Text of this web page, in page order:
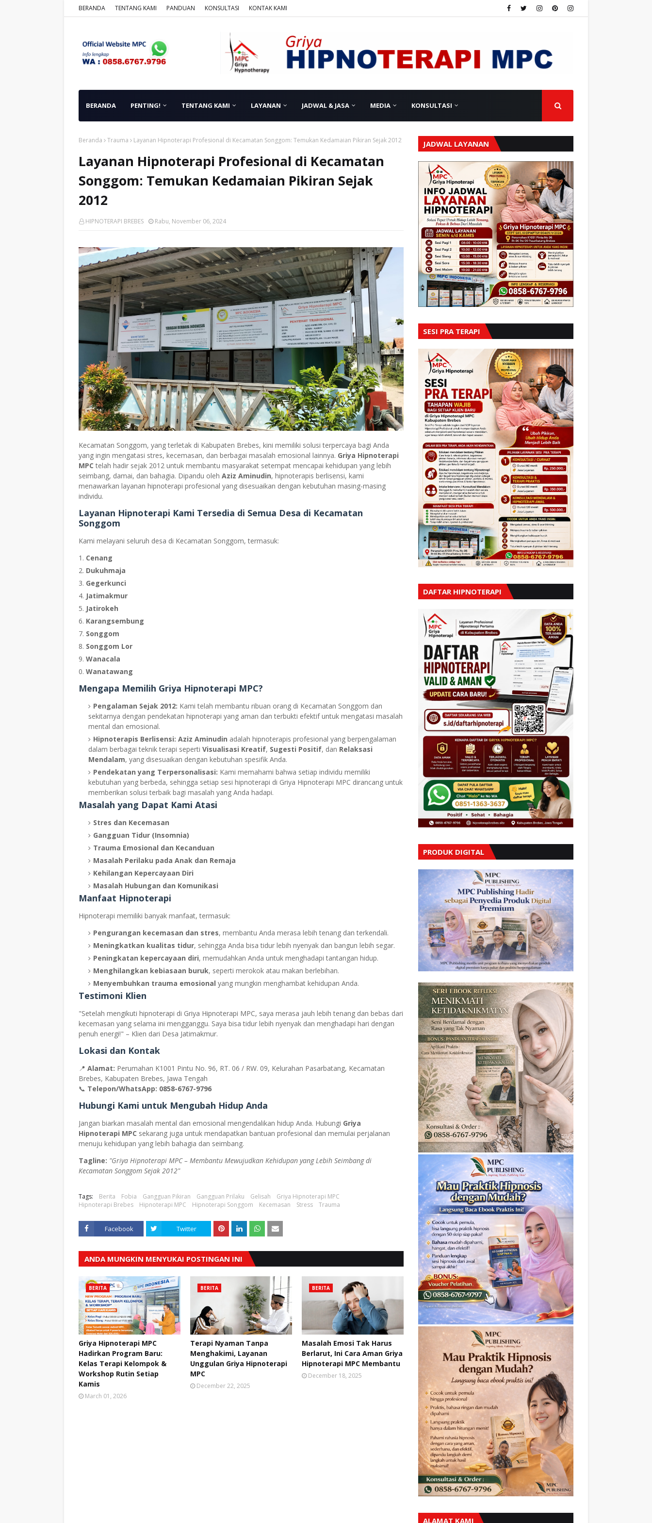
BERANDA TENTANG KAMI PANDUAN KONSULTASI KONTAK KAMI
BERANDA PENTING! TENTANG KAMI LAYANAN JADWAL & JASA MEDIA KONSULTASI
Beranda Trauma Layanan Hipnoterapi Profesional di Kecamatan Songgom: Temukan Kedamaian Pikiran Sejak 2012
Layanan Hipnoterapi Profesional di Kecamatan
Songgom: Temukan Kedamaian Pikiran Sejak
2012
HIPNOTERAPI BREBES Rabu, November 06, 2024
Kecamatan Songgom, yang terletak di Kabupaten Brebes, kini memiliki solusi terpercaya bagi Anda
yang ingin mengatasi stres, kecemasan, dan berbagai masalah emosional lainnya. Griya Hipnoterapi
MPC telah hadir sejak 2012 untuk membantu masyarakat setempat mencapai kehidupan yang lebih
seimbang, damai, dan bahagia. Dipandu oleh Aziz Aminudin, hipnoterapis berlisensi, kami
menawarkan layanan hipnoterapi profesional yang disesuaikan dengan kebutuhan masing-masing
individu.
Layanan Hipnoterapi Kami Tersedia di Semua Desa di Kecamatan
Songgom
Kami melayani seluruh desa di Kecamatan Songgom, termasuk:
Cenang
Dukuhmaja
Gegerkunci
Jatimakmur
Jatirokeh
Karangsembung
Songgom
Songgom Lor
Wanacala
Wanatawang
Mengapa Memilih Griya Hipnoterapi MPC?
Pengalaman Sejak 2012: Kami telah membantu ribuan orang di Kecamatan Songgom dan
sekitarnya dengan pendekatan hipnoterapi yang aman dan terbukti efektif untuk mengatasi masalah
mental dan emosional.
Hipnoterapis Berlisensi: Aziz Aminudin adalah hipnoterapis profesional yang berpengalaman
dalam berbagai teknik terapi seperti Visualisasi Kreatif, Sugesti Positif, dan Relaksasi
Mendalam, yang disesuaikan dengan kebutuhan spesifik Anda.
Pendekatan yang Terpersonalisasi: Kami memahami bahwa setiap individu memiliki
kebutuhan yang berbeda, sehingga setiap sesi hipnoterapi di Griya Hipnoterapi MPC dirancang untuk
memberikan solusi terbaik bagi masalah yang Anda hadapi.
Masalah yang Dapat Kami Atasi
Stres dan Kecemasan
Gangguan Tidur (Insomnia)
Trauma Emosional dan Kecanduan
Masalah Perilaku pada Anak dan Remaja
Kehilangan Kepercayaan Diri
Masalah Hubungan dan Komunikasi
Manfaat Hipnoterapi
Hipnoterapi memiliki banyak manfaat, termasuk:
Pengurangan kecemasan dan stres, membantu Anda merasa lebih tenang dan terkendali.
Meningkatkan kualitas tidur, sehingga Anda bisa tidur lebih nyenyak dan bangun lebih segar.
Peningkatan kepercayaan diri, memudahkan Anda untuk menghadapi tantangan hidup.
Menghilangkan kebiasaan buruk, seperti merokok atau makan berlebihan.
Menyembuhkan trauma emosional yang mungkin menghambat kehidupan Anda.
Testimoni Klien
"Setelah mengikuti hipnoterapi di Griya Hipnoterapi MPC, saya merasa jauh lebih tenang dan bebas dari
kecemasan yang selama ini mengganggu. Saya bisa tidur lebih nyenyak dan menghadapi hari dengan
penuh energi!" – Klien dari Desa Jatimakmur.
Lokasi dan Kontak
📍 Alamat: Perumahan K1001 Pintu No. 96, RT. 06 / RW. 09, Kelurahan Pasarbatang, Kecamatan
Brebes, Kabupaten Brebes, Jawa Tengah
📞 Telepon/WhatsApp: 0858-6767-9796
Hubungi Kami untuk Mengubah Hidup Anda
Jangan biarkan masalah mental dan emosional mengendalikan hidup Anda. Hubungi Griya
Hipnoterapi MPC sekarang juga untuk mendapatkan bantuan profesional dan memulai perjalanan
menuju kehidupan yang lebih bahagia dan seimbang.
Tagline: "Griya Hipnoterapi MPC – Membantu Mewujudkan Kehidupan yang Lebih Seimbang di
Kecamatan Songgom Sejak 2012"
Tags: Berita Fobia Gangguan Pikiran Gangguan Prilaku Gelisah
Griya Hipnoterapi MPC
Hipnoterapi Brebes
Hipnoterapi MPC Hipnoterapi Songgom Kecemasan Stress Trauma
Facebook Twitter
ANDA MUNGKIN MENYUKAI POSTINGAN INI
BERITA
Griya Hipnoterapi MPC
Hadirkan Program Baru:
Kelas Terapi Kelompok &
Workshop Rutin Setiap
Kamis
March 01, 2026
BERITA
Terapi Nyaman Tanpa
Menghakimi, Layanan
Unggulan Griya Hipnoterapi
MPC
December 22, 2025
BERITA
Masalah Emosi Tak Harus
Berlarut, Ini Cara Aman Griya
Hipnoterapi MPC Membantu
December 18, 2025
JADWAL LAYANAN
SESI PRA TERAPI
DAFTAR HIPNOTERAPI
PRODUK DIGITAL
ALAMAT KAMI